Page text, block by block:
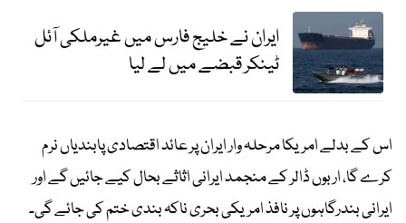
ایران نے خلیج فارس میں غیرملکی آئل
ٹینکر قبضے میں لے لیا
اس کے بدلے امریکا مرحلہ وار ایران پر عائد اقتصادی پابندیاں نرم
کرے گا، اربوں ڈالر کے منجمد ایرانی اثاثے بحال کیے جائیں گے اور
ایرانی بندرگاہوں پر نافذ امریکی بحری ناکہ بندی ختم کی جائے گی۔